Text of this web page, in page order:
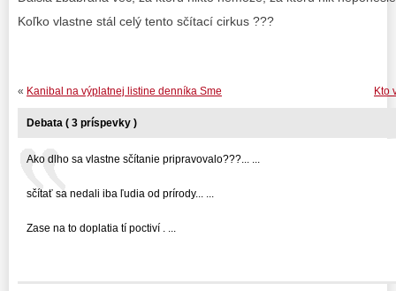
Koľko vlastne stál celý tento sčítací cirkus ???
Kto
« Kanibal na výplatnej listine denníka Sme
Debata ( 3 príspevky )
Ako dlho sa vlastne sčítanie pripravovalo???... ...
sčítať sa nedali iba ľudia od prírody... ...
Zase na to doplatia tí poctiví . ...